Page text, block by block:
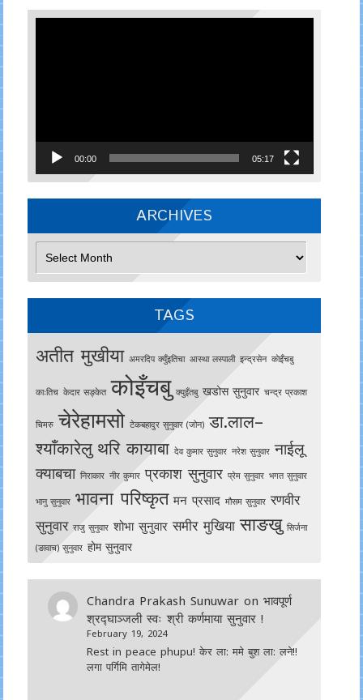
00:00 05:17
ARCHIVES
TAGS
अतीत मुखीया अमरदिप क्युँइतिचा आस्था लस्पाली इन्द्रसेन काेइँचबु
काःतिच केदार सङ्केत कोइँचबु क्युइँतबु खडोस सुनुवार चन्द्र प्रकाश
चिमरु चेरेहामसो टेकबहादुर सुनुवार (जोन) डा.लाल–
श्याँकारेलु थरि कायाबा देव कुमार सुनुवार नरेश सुनुवार नाईलू
क्याबचा निराकार नीर कुमार प्रकाश सुनुवार प्रेम सुनुवार भगत सुनुवार
भानु सुनुवार भावना परिष्कृत मन प्रसाद मौसम सुनुवार रणवीर
सुनुवार राजु सुनुवार शोभा सुनुवार समीर मुखिया साङखु सिर्जना
(ङावाच) सुनुवार होम सुनुवार
Chandra Prakash Sunuwar onभावपूर्ण
श्रद्घाञ्जली स्वः श्री कर्णमाया सुनुवार !
February 19, 2024
Rest in peace phupu! केर ला: ममे बुश ला: लने!!
लगा पर्गिमि तागेमेल!